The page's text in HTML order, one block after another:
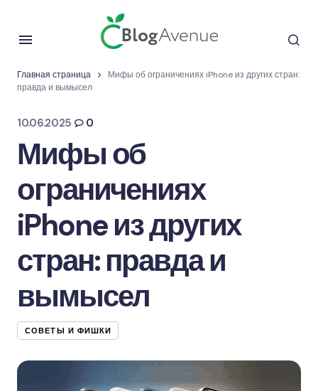
Главная страница
Мифы об ограничениях iPhone из других стран:
правда и вымысел
10.06.2025 0
Мифы об
ограничениях
iPhone из других
стран: правда и
вымысел
СОВЕТЫ И ФИШКИ